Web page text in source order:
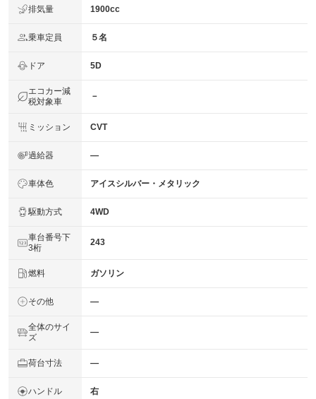
排気量 1900cc
乗車定員 ５名
ドア 5D
エコカー減
税対象車
－
ミッション CVT
過給器 ―
車体色 アイスシルバー・メタリック
駆動方式 4WD
車台番号下
3桁
243
燃料 ガソリン
その他 ―
全体のサイ
ズ
―
荷台寸法 ―
ハンドル 右